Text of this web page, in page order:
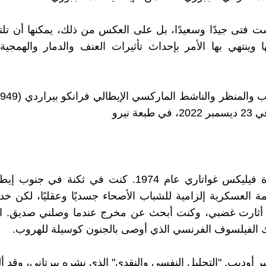
فتى جيدًا وسعيدًا، بل على العكس من ذلك، يمكنها أن
بها الأمر بإحداث تأثيرات العنف والدمار
نيرو
بدأت قراءة فيليكس غواتاري عام 1974. كنت في ثكنة في
العسكرية إلزامية للشباب الأصحاء جسديًا وعقليًا، لكن
غضبي، وكنت أبحث عن مخرج عندما وصلني صديق.
الفيلسوف الفرنسي الذي أوصى بالجنون كوسيلة للهروب.
أوديب. "التحليل النفسي والنقدي" الذي نشره بيرتاني، وقد